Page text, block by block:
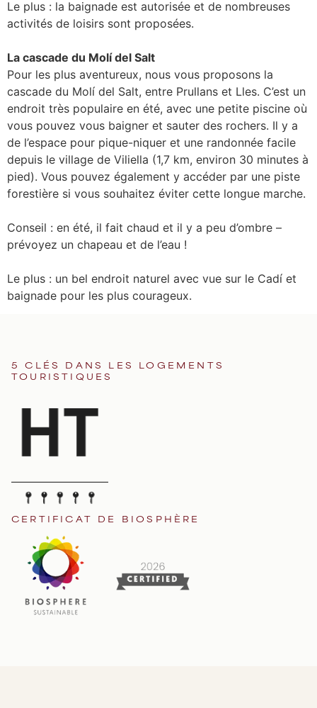
Le plus : la baignade est autorisée et de nombreuses
activités de loisirs sont proposées.
La cascade du Molí del Salt
Pour les plus aventureux, nous vous proposons la
cascade du Molí del Salt, entre Prullans et Lles. C’est un
endroit très populaire en été, avec une petite piscine où
vous pouvez vous baigner et sauter des rochers. Il y a
de l’espace pour pique-niquer et une randonnée facile
depuis le village de Viliella (1,7 km, environ 30 minutes à
pied). Vous pouvez également y accéder par une piste
forestière si vous souhaitez éviter cette longue marche.
Conseil : en été, il fait chaud et il y a peu d’ombre –
prévoyez un chapeau et de l’eau !
Le plus : un bel endroit naturel avec vue sur le Cadí et
baignade pour les plus courageux.
5 CLÉS DANS LES LOGEMENTS
TOURISTIQUES
CERTIFICAT DE BIOSPHÈRE